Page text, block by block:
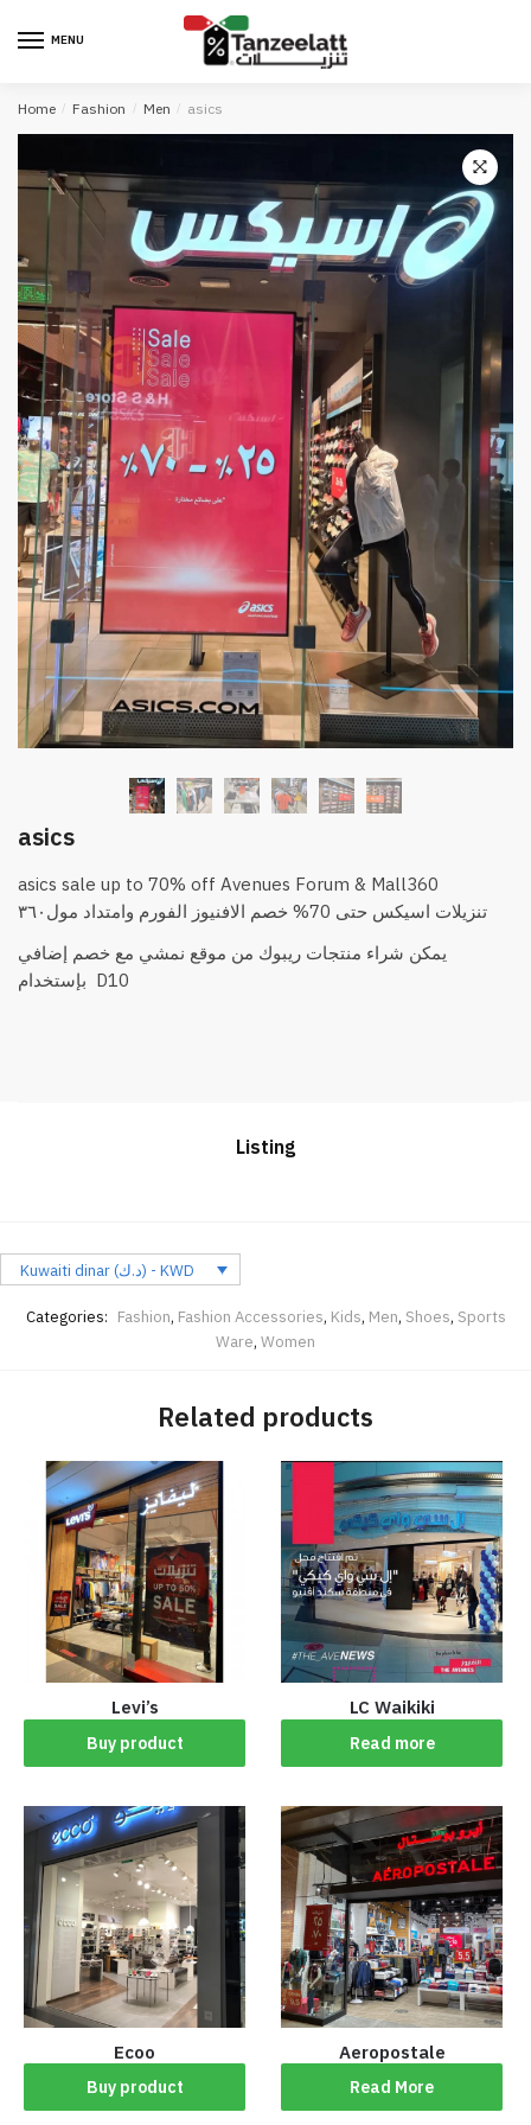
MENU
Home / Fashion / Men / asics
asics
asics sale up to 70% off Avenues Forum & Mall360
تنزيلات اسيكس حتى 70% خصم الافنيوز الفورم وامتداد مول٣٦٠
يمكن شراء منتجات ريبوك من موقع نمشي مع خصم إضافي
بإستخدام D10
Listing
Kuwaiti dinar (د.ك) - KWD
Categories: Fashion, Fashion Accessories, Kids, Men, Shoes, Sports
Ware, Women
Related products
Levi’s
Buy product
LC Waikiki
Read more
Ecoo
Buy product
‏Aeropostale
Read More